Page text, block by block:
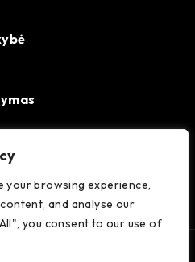
your browsing experience,
and analyse our
you consent to our use of